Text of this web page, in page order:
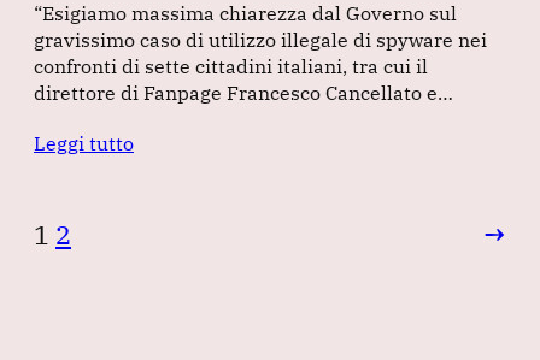
“Esigiamo massima chiarezza dal Governo sul
gravissimo caso di utilizzo illegale di spyware nei
confronti di sette cittadini italiani, tra cui il
direttore di Fanpage Francesco Cancellato e…
Leggi tutto
1 2 →